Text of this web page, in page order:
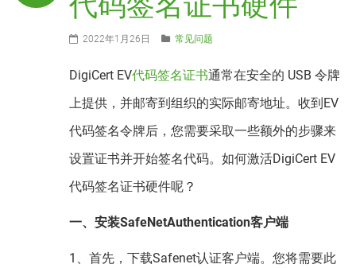
2022年1月26日 常见问题
DigiCert EV代码签名证书通常在安全的 USB 令牌
上提供，并邮寄到组织的实际邮寄地址。收到EV
代码签名令牌后，您需要采取一些额外的步骤来
设置证书并开始签名代码。如何激活DigiCert EV
代码签名证书硬件呢？
一、安装SafeNetAuthentication客户端
1、首先，下载Safenet认证客户端。您将需要此